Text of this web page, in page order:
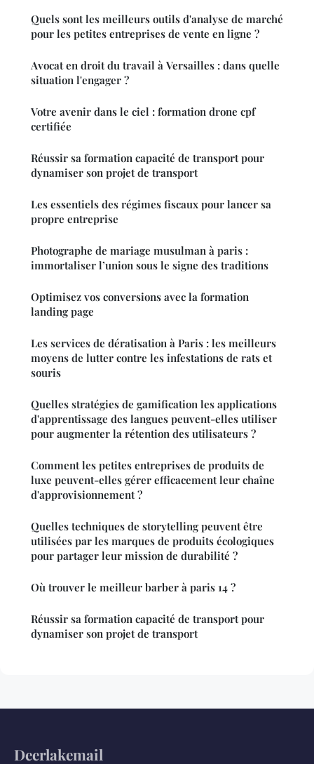
Quels sont les meilleurs outils d'analyse de marché
pour les petites entreprises de vente en ligne ?
Avocat en droit du travail à Versailles : dans quelle
situation l'engager ?
Votre avenir dans le ciel : formation drone cpf
certifiée
Réussir sa formation capacité de transport pour
dynamiser son projet de transport
Les essentiels des régimes fiscaux pour lancer sa
propre entreprise
Photographe de mariage musulman à paris :
immortaliser l’union sous le signe des traditions
Optimisez vos conversions avec la formation
landing page
Les services de dératisation à Paris : les meilleurs
moyens de lutter contre les infestations de rats et
souris
Quelles stratégies de gamification les applications
d'apprentissage des langues peuvent-elles utiliser
pour augmenter la rétention des utilisateurs ?
Comment les petites entreprises de produits de
luxe peuvent-elles gérer efficacement leur chaîne
d'approvisionnement ?
Quelles techniques de storytelling peuvent être
utilisées par les marques de produits écologiques
pour partager leur mission de durabilité ?
Où trouver le meilleur barber à paris 14 ?
Réussir sa formation capacité de transport pour
dynamiser son projet de transport
Deerlakemail